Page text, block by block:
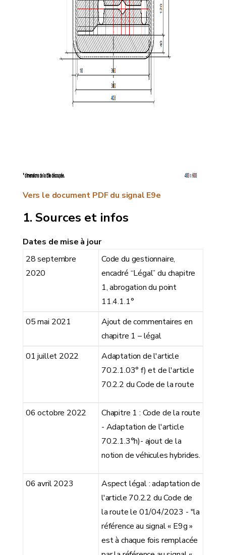
Vers le document PDF du signal E9e
Sources et infos
Dates de mise à jour
28 septembre
2020
Code du gestionnaire,
encadré “Légal” du chapitre
1, abrogation du point
11.4.1.1°
05 mai 2021
Ajout de commentaires en
chapitre 1 – légal
01 juillet 2022
Adaptation de l'article
70.2.1.03° f) et de l'article
70.2.2 du Code de la route
06 octobre 2022
Chapitre 1 : Code de la route
- Adaptation de l'article
70.2.1.3°h)- ajout de la
notion de véhicules hybrides.
06 avril 2023
Aspect légal : adaptation de
l'article 70.2.2 du Code de
la route le 01/04/2023 - "la
référence au signal « E9g »
est à chaque fois remplacée